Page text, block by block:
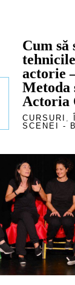
Cum să
actorie
Metoda
Actoria
CURSURI
SCENEI -